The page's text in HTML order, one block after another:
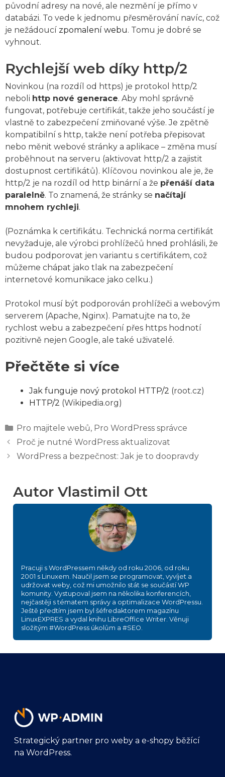
původní adresy na nové, ale nezmění je přímo v
databázi. To vede k jednomu přesměrování navíc, což
je nežádoucí zpomalení webu. Tomu je dobré se
vyhnout.
Rychlejší web díky http/2
Novinkou (na rozdíl od https) je protokol http/2
neboli http nové generace. Aby mohl správně
fungovat, potřebuje certifikát, takže jeho součástí je
vlastně to zabezpečení zmiňované výše. Je zpětně
kompatibilní s http, takže není potřeba přepisovat
nebo měnit webové stránky a aplikace – změna musí
proběhnout na serveru (aktivovat http/2 a zajistit
dostupnost certifikátů). Klíčovou novinkou ale je, že
http/2 je na rozdíl od http binární a že přenáší data
paralelně. To znamená, že stránky se načítají
mnohem rychleji.
(Poznámka k certifikátu. Technická norma certifikát
nevyžaduje, ale výrobci prohlížečů hned prohlásili, že
budou podporovat jen variantu s certifikátem, což
můžeme chápat jako tlak na zabezpečení
internetové komunikace jako celku.)
Protokol musí být podporován prohlížeči a webovým
serverem (Apache, Nginx). Pamatujte na to, že
rychlost webu a zabezpečení přes https hodnotí
pozitivně nejen Google, ale také uživatelé.
Přečtěte si více
Jak funguje nový protokol HTTP/2 (root.cz)
HTTP/2 (Wikipedia.org)
Rubriky
Pro majitele webů, Pro WordPress správce
Proč je nutné WordPress aktualizovat
WordPress a bezpečnost: Jak je to doopravdy
Autor Vlastimil Ott
Pracuji s WordPressem někdy od roku 2006, od roku
2001 s Linuxem. Naučil jsem se programovat, vyvíjet a
udržovat weby, což mi umožnilo stát se součástí WP
komunity. Vystupoval jsem na několika konferencích,
nejčastěji s tématem správy a optimalizace WordPressu.
Ještě předtím jsem byl šéfredaktorem magazínu
LinuxEXPRES a vydal knihu LibreOffice Writer. Věnuji
složitým #WordPress úkolům a #SEO.
Strategický partner pro weby a e-shopy běžící
na WordPress.